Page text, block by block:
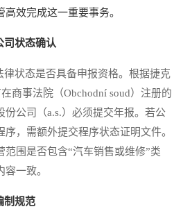
高效完成这一重要事务。
司状态确认
状态是否具备申报资格。根据捷克
商事法院（Obchodní soud）注册的
份公司（a.s.）必须提交年报。若公
，需额外提交程序状态证明文件。
范围是否包含“汽车销售或维修”类
一致。
制规范